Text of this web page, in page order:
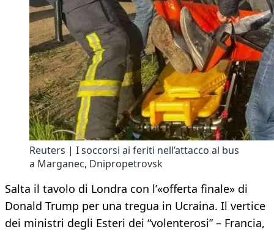
Reuters | I soccorsi ai feriti nell’attacco al bus
a Marganec, Dnipropetrovsk
Salta il tavolo di Londra con l’«offerta finale» di
Donald Trump per una tregua in Ucraina. Il vertice
dei ministri degli Esteri dei “volenterosi” – Francia,